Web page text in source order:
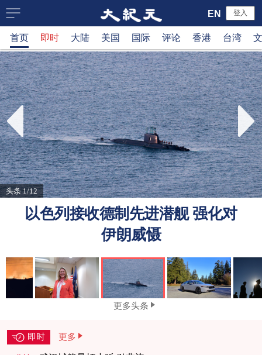
大
纪
元
新
闻
网
登入
EN
首页 即时 大陆 美国 国际 评论 香港 台湾
头条 1/12
以色列接收德制先进潜舰 强化对
伊朗威慑
更多头条
即时 更多